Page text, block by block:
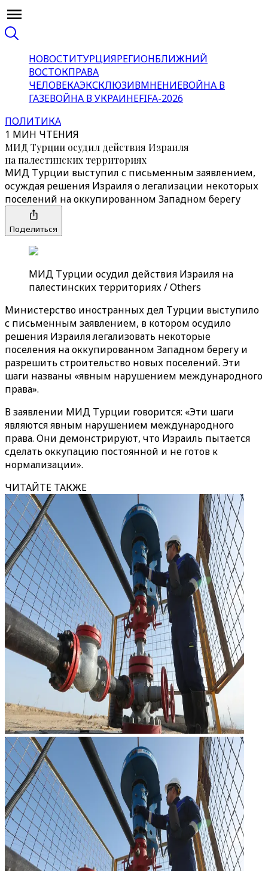
НОВОСТИТУРЦИЯРЕГИОНБЛИЖНИЙ
ВОСТОКПРАВА
ЧЕЛОВЕКАЭКСКЛЮЗИВМНЕНИЕВОЙНА В
ГАЗЕВОЙНА В УКРАИНЕFIFA-2026
ПОЛИТИКА
1 МИН ЧТЕНИЯ
МИД Турции осудил действия Израиля
на палестинских территориях
МИД Турции выступил с письменным заявлением,
осуждая решения Израиля о легализации некоторых
поселений на оккупированном Западном берегу
Поделиться
МИД Турции осудил действия Израиля на
палестинских территориях / Others
Министерство иностранных дел Турции выступило
с письменным заявлением, в котором осудило
решения Израиля легализовать некоторые
поселения на оккупированном Западном берегу и
разрешить строительство новых поселений. Эти
шаги названы «явным нарушением международного
права».
В заявлении МИД Турции говорится: «Эти шаги
являются явным нарушением международного
права. Они демонстрируют, что Израиль пытается
сделать оккупацию постоянной и не готов к
нормализации».
ЧИТАЙТЕ ТАКЖЕ